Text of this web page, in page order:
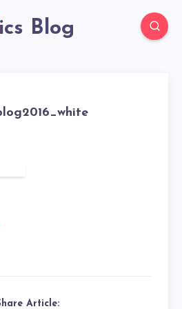
Nics Blog
Article: